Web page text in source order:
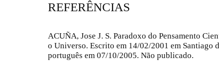
REFERÊNCIAS
ACUÑA, Jose J. S. Paradoxo do Pensamento
o Universo. Escrito em 14/02/2001 em Santiago
português em 07/10/2005. Não publicado.